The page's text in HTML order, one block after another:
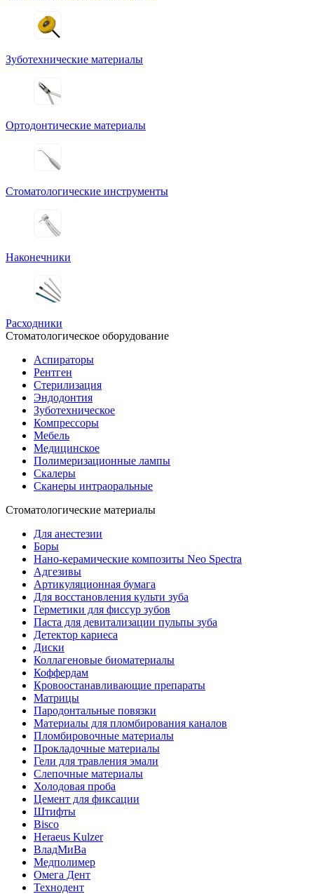
Зуботехнические материалы
Ортодонтические материалы
Стоматологические инструменты
Наконечники
Расходники
Стоматологическое оборудование
Аспираторы
Рентген
Стерилизация
Эндодонтия
Зуботехническое
Компрессоры
Мебель
Медицинское
Полимеризационные лампы
Скалеры
Сканеры интраоральные
Стоматологические материалы
Для анестезии
Боры
Нано-керамические композиты Neo Spectra
Адгезивы
Артикуляционная бумага
Для восстановления культи зуба
Герметики для фиссур зубов
Паста для девитализации пульпы зуба
Детектор кариеса
Диски
Коллагеновые биоматериалы
Коффердам
Кровоостанавливающие препараты
Матрицы
Пародонтальные повязки
Материалы для пломбирования каналов
Пломбировочные материалы
Прокладочные материалы
Гели для травления эмали
Слепочные материалы
Холодовая проба
Цемент для фиксации
Штифты
Bisco
Heraeus Kulzer
ВладМиВа
Медполимер
Омега Дент
Технодент